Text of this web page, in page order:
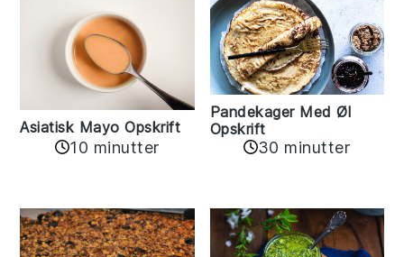
Asiatisk Mayo Opskrift
10 minutter
Pandekager Med Øl
Opskrift
30 minutter